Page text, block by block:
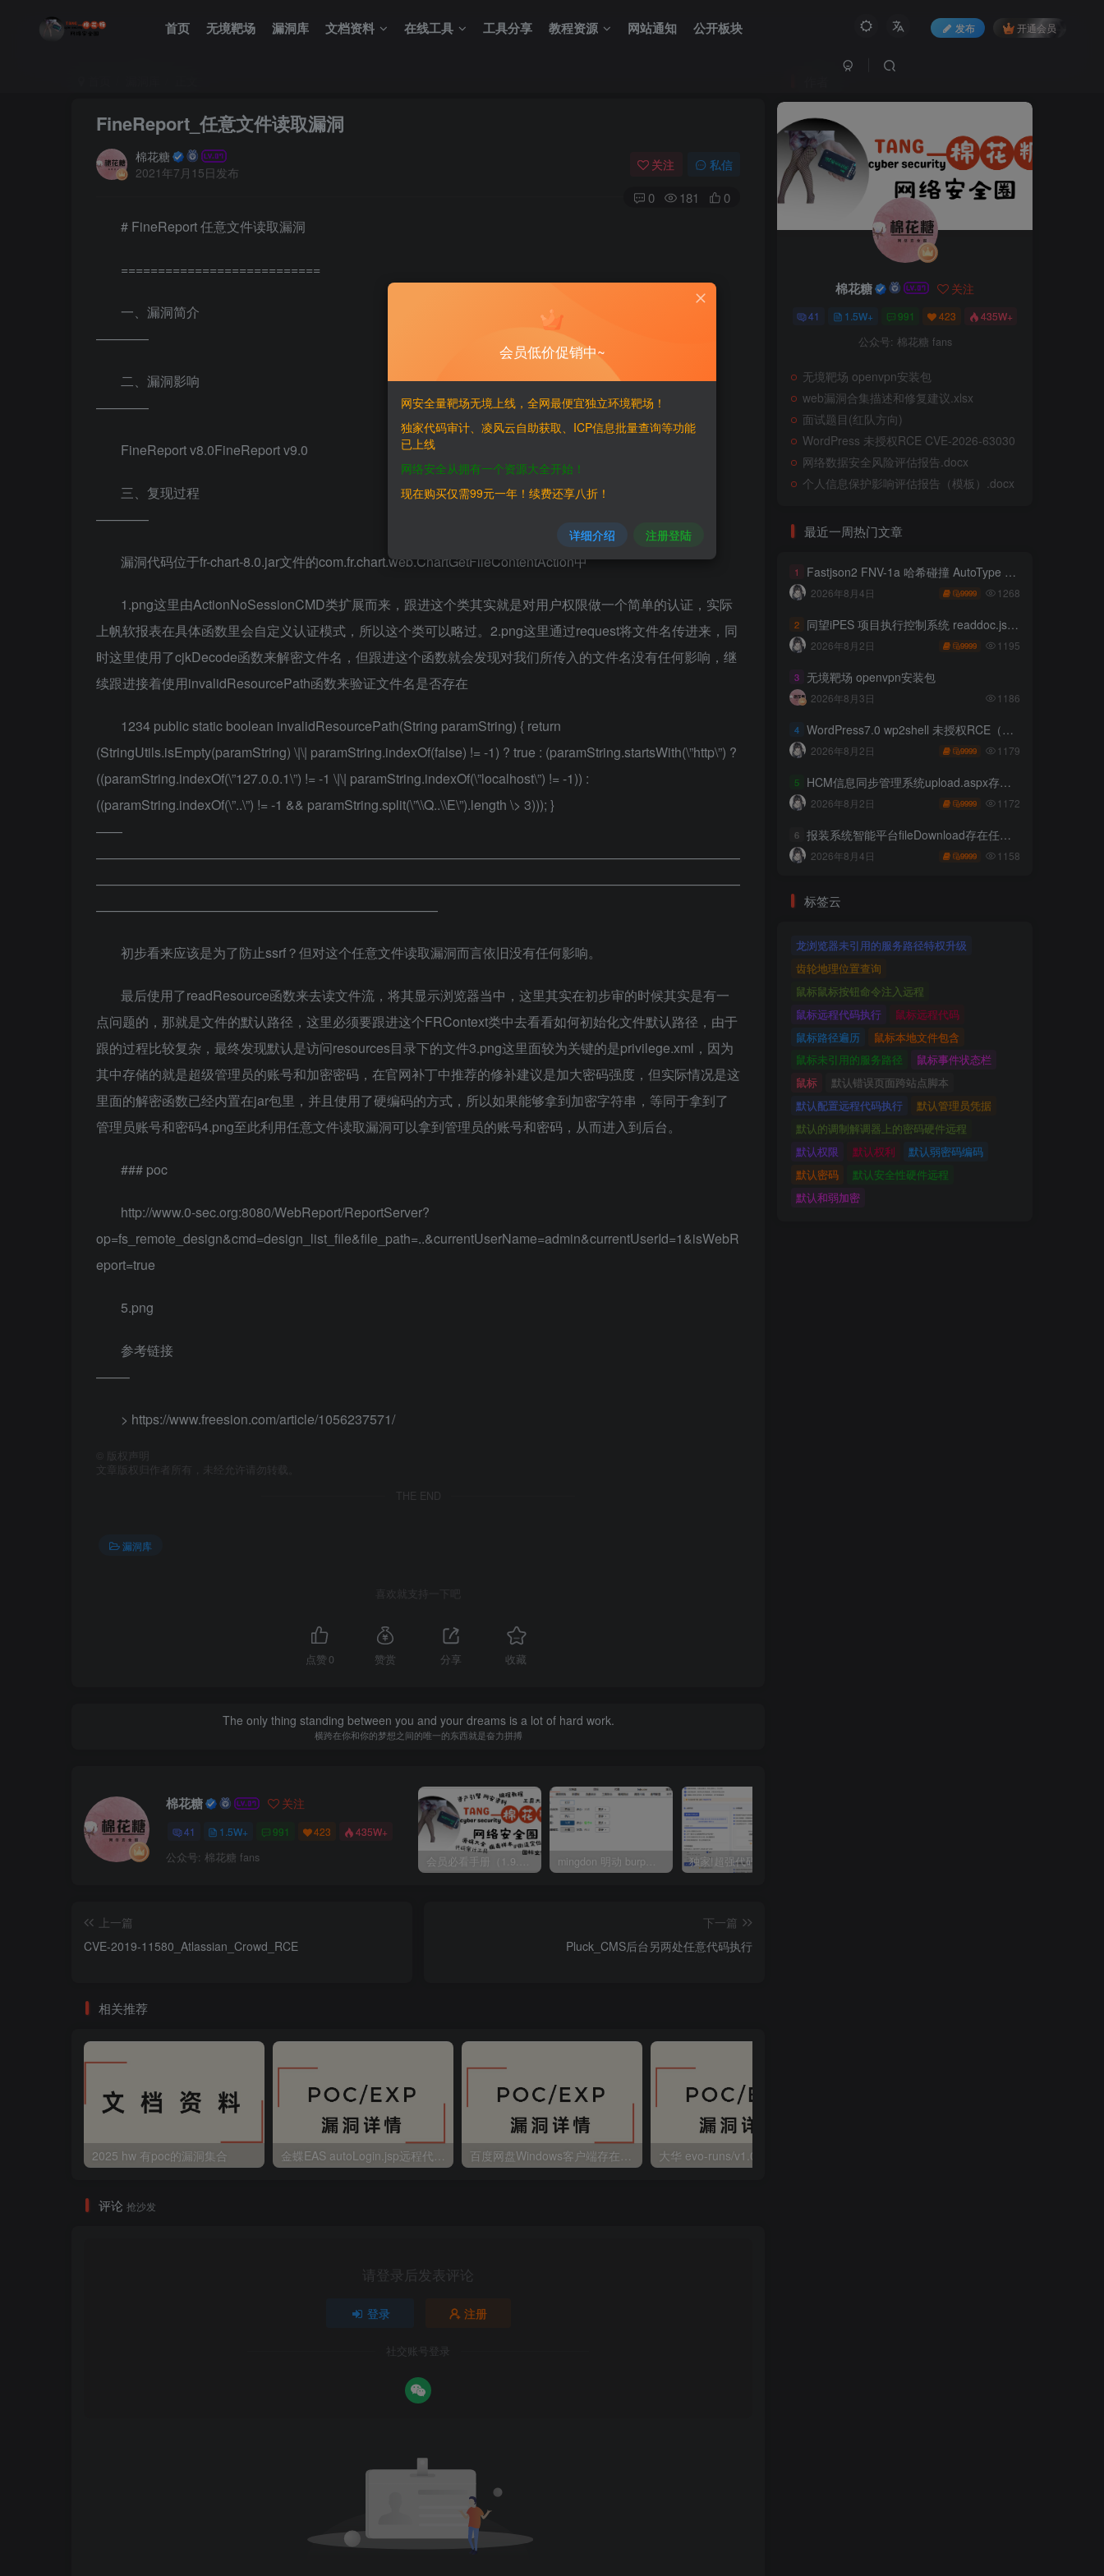
首页 无境靶场 漏洞库 文档资料 在线工具 工具分享 教程资源 网站通知 公开板块 发布 开通会员
FineReport_任意文件读取漏洞
棉花糖
2021年7月15日发布
关注 私信
0 181 0
# FineReport 任意文件读取漏洞
===========================
一、漏洞简介
————
二、漏洞影响
————
FineReport v8.0FineReport v9.0
三、复现过程
————
漏洞代码位于fr-chart-8.0.jar文件的com.fr.chart.web.ChartGetFileContentAction中
1.png这里由ActionNoSessionCMD类扩展而来，跟进这个类其实就是对用户权限做一个简单的认证，实际
上帆软报表在具体函数里会自定义认证模式，所以这个类可以略过。2.png这里通过request将文件名传进来，同
时这里使用了cjkDecode函数来解密文件名，但跟进这个函数就会发现对我们所传入的文件名没有任何影响，继
续跟进接着使用invalidResourcePath函数来验证文件名是否存在
1234 public static boolean invalidResourcePath(String paramString) { return
(StringUtils.isEmpty(paramString) \|\| paramString.indexOf(false) != -1) ? true : (paramString.startsWith(\”http\”) ?
((paramString.indexOf(\”127.0.0.1\”) != -1 \|\| paramString.indexOf(\”localhost\”) != -1)) :
((paramString.indexOf(\”..\”) != -1 && paramString.split(\”\\Q..\\E\”).length \> 3))); }
——
—————————————————————————————————————————————————
—————————————————————————————————————————————————
——————————————————————————
初步看来应该是为了防止ssrf？但对这个任意文件读取漏洞而言依旧没有任何影响。
最后使用了readResource函数来去读文件流，将其显示浏览器当中，这里其实在初步审的时候其实是有一
点问题的，那就是文件的默认路径，这里必须要跟进这个FRContext类中去看看如何初始化文件默认路径，由于
跟的过程比较复杂，最终发现默认是访问resources目录下的文件3.png这里面较为关键的是privilege.xml，因为
其中存储的就是超级管理员的账号和加密密码，在官网补丁中推荐的修补建议是加大密码强度，但实际情况是这
里面的解密函数已经内置在jar包里，并且使用了硬编码的方式，所以如果能够拿到加密字符串，等同于拿到了
管理员账号和密码4.png至此利用任意文件读取漏洞可以拿到管理员的账号和密码，从而进入到后台。
### poc
http://www.0-sec.org:8080/WebReport/ReportServer?
op=fs_remote_design&cmd=design_list_file&file_path=..&currentUserName=admin&currentUserId=1&isWebR
eport=true
5.png
参考链接
——–
> https://www.freesion.com/article/1056237571/
版权声明
文章版权归作者所有，未经允许请勿转载。
THE END
漏洞库
喜欢就支持一下吧
点赞 0 赞赏 分享 收藏
The only thing standing between you and your dreams is a lot of hard work.
横跨在你和你的梦想之间的唯一的东西就是奋力拼搏
棉花糖 关注
41 1.5W+ 991 423 435W+
公众号: 棉花糖 fans
上一篇
CVE-2019-11580_Atlassian_Crowd_RCE
下一篇
Pluck_CMS后台另两处任意代码执行
相关推荐
2025 hw 有poc的漏洞集合
评论 抢沙发
请登录后发表评论
登录 注册
社交账号登录
棉花糖 关注
41 1.5W+ 991 423 435W+
公众号: 棉花糖 fans
无境靶场 openvpn安装包
web漏洞合集描述和修复建议.xlsx
面试题目(红队方向)
WordPress 未授权RCE CVE-2026-63030
网络数据安全风险评估报告.docx
个人信息保护影响评估报告（模板）.docx
最近一周热门文章
1 Fastjson2 FNV-1a 哈希碰撞 AutoType 绕过远程代码执行
2026年8月4日 9999 1268
2 同望iPES 项目执行控制系统 readdoc.jsp存在任意文件读取
2026年8月2日 9999 1195
3 无境靶场 openvpn安装包
2026年8月3日 1186
4 WordPress7.0 wp2shell 未授权RCE（CVE-2026-63030 CVE-2026-60137）
2026年8月2日 9999 1179
5 HCM信息同步管理系统upload.aspx存在任意文件上传
2026年8月2日 9999 1172
6 报装系统智能平台fileDownload存在任意文件读取
2026年8月4日 9999 1158
标签云
龙浏览器未引用的服务路径特权升级
齿轮地理位置查询
鼠标鼠标按钮命令注入远程
鼠标远程代码执行
鼠标远程代码
鼠标路径遍历
鼠标本地文件包含
鼠标未引用的服务路径
鼠标事件状态栏
鼠标
默认错误页面跨站点脚本
默认配置远程代码执行
默认管理员凭据
默认的调制解调器上的密码硬件远程
默认权限
默认权利
默认弱密码编码
默认密码
默认安全性硬件远程
默认和弱加密
会员低价促销中~
网安全量靶场无境上线，全网最便宜独立环境靶场！
独家代码审计、凌风云自助获取、ICP信息批量查询等功能
已上线
网络安全从拥有一个资源大全开始！
现在购买仅需99元一年！续费还享八折！
详细介绍 注册登陆